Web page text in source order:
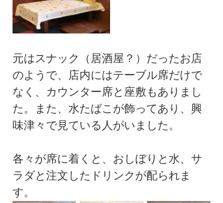
元はスナック（居酒屋？）だったお店
のようで、店内にはテーブル席だけで
なく、カウンター席と座敷もありまし
た。また、水たばこが飾ってあり、興
味津々で見ている人がいました。
各々が席に着くと、おしぼりと水、サ
ラダと注文したドリンクが配られま
す。